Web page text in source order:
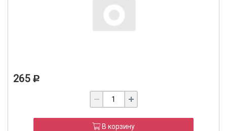
265 Р
В корзину